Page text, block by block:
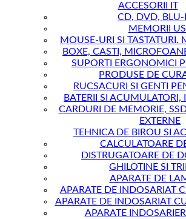
ACCESORII IT
CD, DVD, BLU-
MEMORII
MOUSE-URI SI TASTATURI.
BOXE, CASTI,
SUPORTI ERGONOMICI
PRODUSE DE
RUCSACURI SI GENTI
BATERII SI ACUMULATORI,
CARDURI DE MEMORIE,
EXTERNE
TEHNICA DE BIROU SI
CALCULATOARE
DISTRUGATOARE DE
GHILOTINE SI
APARATE DE
APARATE DE INDOSARIAT
APARATE DE INDOSARIAT
APARATE